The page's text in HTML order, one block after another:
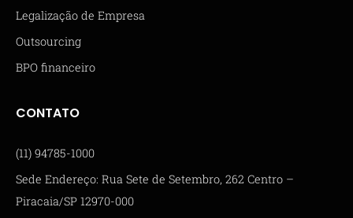
Legalização de Empresa
Outsourcing
BPO financeiro
CONTATO
(11) 94785-1000
Sede Endereço: Rua Sete de Setembro, 262 Centro –
Piracaia/SP 12970-000